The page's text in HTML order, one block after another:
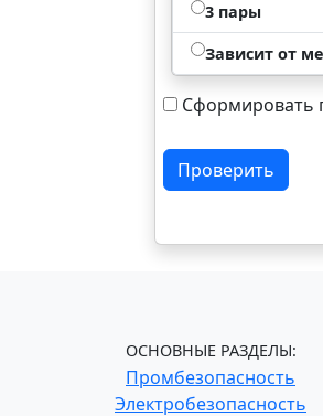
3 пары
Зависит от
Сформировать
Проверить
ОСНОВНЫЕ РАЗДЕЛЫ:
Промбезопасность
Электробезопасность